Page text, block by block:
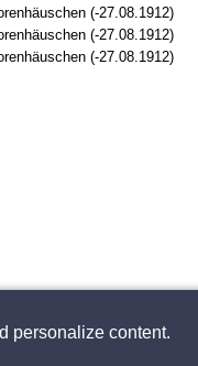
(-27.08.1912)
(-27.08.1912)
(-27.08.1912)
personalize content.